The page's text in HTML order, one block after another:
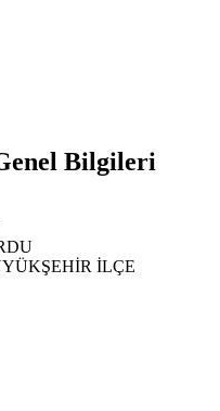
Bilgileri
İLÇE